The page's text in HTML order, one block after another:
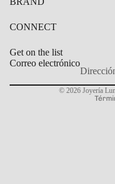
CONNECT
Get on the list
Correo electrónico
© 2026 Joyería
Política de